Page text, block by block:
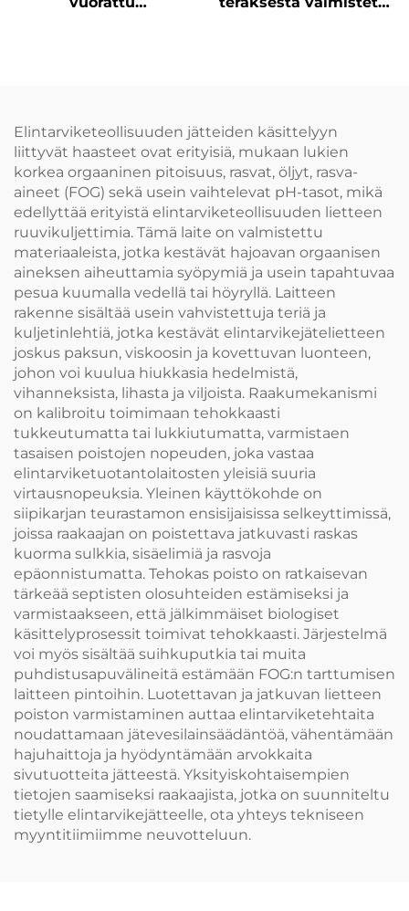
tarvita. Ainoastaan
sisävuoraus täytyy
vaihtaa, mikä säästää
kustannuksia
yhdistelmässä
Elintarviketeollisuuden jätteiden käsittelyyn
liittyvät haasteet ovat erityisiä, mukaan lukien
korkea orgaaninen pitoisuus, rasvat, öljyt, rasva-
aineet (FOG) sekä usein vaihtelevat pH-tasot, mikä
edellyttää erityistä elintarviketeollisuuden lietteen
ruuvikuljettimia. Tämä laite on valmistettu
materiaaleista, jotka kestävät hajoavan orgaanisen
aineksen aiheuttamia syöpymiä ja usein tapahtuvaa
pesua kuumalla vedellä tai höyryllä. Laitteen
rakenne sisältää usein vahvistettuja teriä ja
kuljetinlehtiä, jotka kestävät elintarvikejätelietteen
joskus paksun, viskoosin ja kovettuvan luonteen,
johon voi kuulua hiukkasia hedelmistä,
vihanneksista, lihasta ja viljoista. Raakumekanismi
on kalibroitu toimimaan tehokkaasti
tukkeutumatta tai lukkiutumatta, varmistaen
tasaisen poistojen nopeuden, joka vastaa
elintarviketuotantolaitosten yleisiä suuria
virtausnopeuksia. Yleinen käyttökohde on
siipikarjan teurastamon ensisijaisissa selkeyttimissä,
joissa raakaajan on poistettava jatkuvasti raskas
kuorma sulkkia, sisäelimiä ja rasvoja
epäonnistumatta. Tehokas poisto on ratkaisevan
tärkeää septisten olosuhteiden estämiseksi ja
varmistaakseen, että jälkimmäiset biologiset
käsittelyprosessit toimivat tehokkaasti. Järjestelmä
voi myös sisältää suihkuputkia tai muita
puhdistusapuvälineitä estämään FOG:n tarttumisen
laitteen pintoihin. Luotettavan ja jatkuvan lietteen
poiston varmistaminen auttaa elintarviketehtaita
noudattamaan jätevesilainsäädäntöä, vähentämään
hajuhaittoja ja hyödyntämään arvokkaita
sivutuotteita jätteestä. Yksityiskohtaisempien
tietojen saamiseksi raakaajista, jotka on suunniteltu
tietylle elintarvikejätteelle, ota yhteys tekniseen
myyntitiimiimme neuvotteluun.